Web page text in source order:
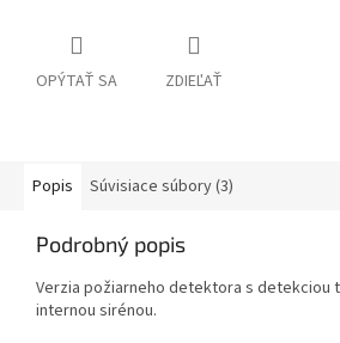
OPÝTAŤ SA ZDIEĽAŤ
Popis Súvisiace súbory (3)
Podrobný popis
Verzia požiarneho detektora s detekciou
internou sirénou.